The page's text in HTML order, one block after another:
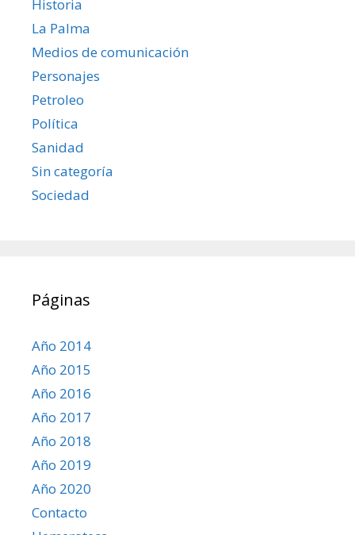
Historia
La Palma
Medios de comunicación
Personajes
Petroleo
Política
Sanidad
Sin categoría
Sociedad
Páginas
Año 2014
Año 2015
Año 2016
Año 2017
Año 2018
Año 2019
Año 2020
Contacto